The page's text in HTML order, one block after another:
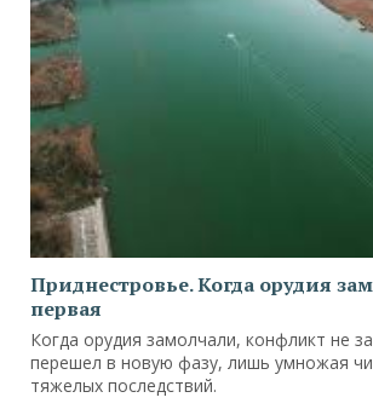
Приднестровье. Когда орудия
первая
Когда орудия замолчали, конфликт не
перешел в новую фазу, лишь умножая
тяжелых последствий.